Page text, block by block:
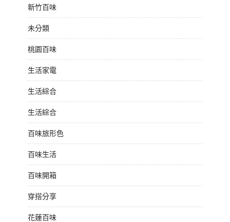
新竹百味
未分類
桃園百味
生活家電
生活綜合
生活綜合
百味旅形色
百味生活
百味開箱
穿搭分享
花蓮百味